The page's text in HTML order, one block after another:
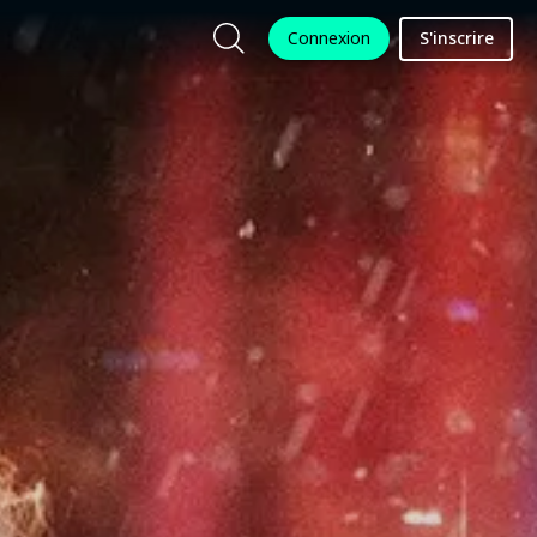
Connexion S'inscrire